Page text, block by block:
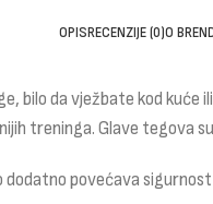
OPISRECENZIJE (0)O
bilo da vježbate kod
treninga. Glave tegova
povećava